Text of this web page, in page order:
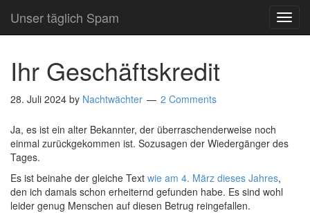
Unser täglich Spam
Ihr Geschäftskredit
28. Juli 2024 by Nachtwächter 2 Comments
Ja, es ist ein alter Bekannter, der überraschenderweise noch
einmal zurückgekommen ist. Sozusagen der Wiedergänger des
Tages.
Es ist beinahe der gleiche Text wie am 4. März dieses Jahres,
den ich damals schon erheiternd gefunden habe. Es sind wohl
leider genug Menschen auf diesen Betrug reingefallen.